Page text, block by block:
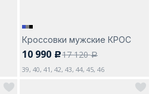
Изменить город
Кроссовки мужские КРОС
10 990 c17 120a
39, 40, 41, 42, 43, 44, 45, 46